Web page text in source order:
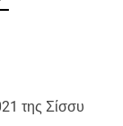
της Σίσσυ